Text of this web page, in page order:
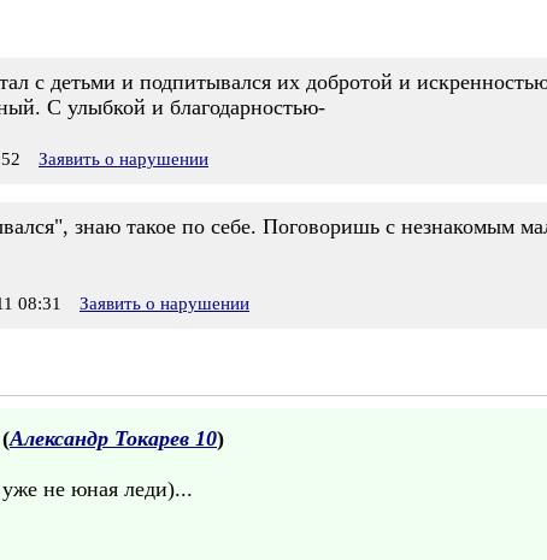
с детьми и подпитывался их добротой и
С улыбкой и благодарностью-
Заявить о нарушении
знаю такое по себе. Поговоришь с незнакомым
08:31 Заявить о нарушении
Александр Токарев 10)
не юная леди)...